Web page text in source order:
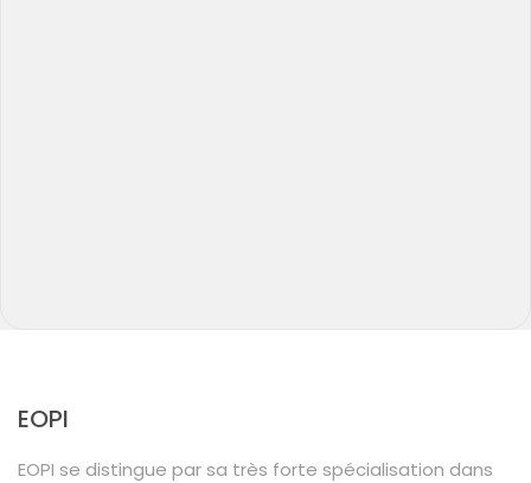
EOPI
EOPI se distingue par sa très forte spécialisation dans